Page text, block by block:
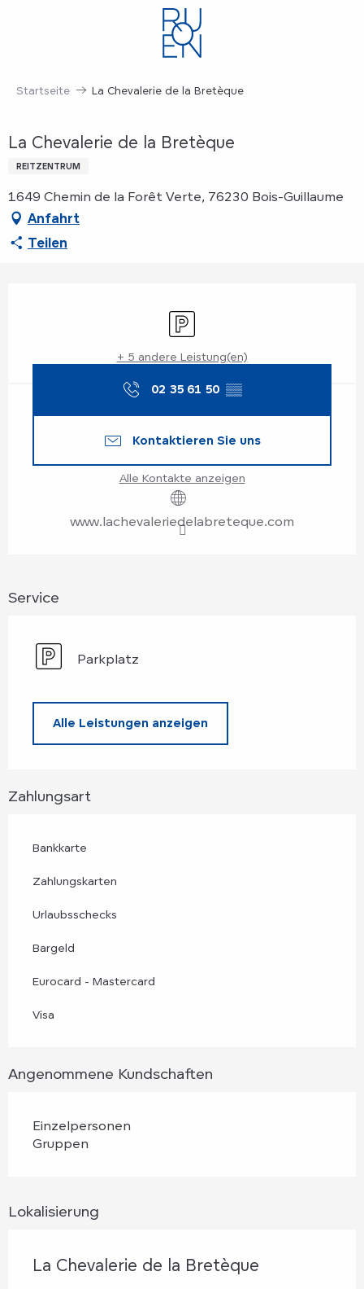
Startseite La Chevalerie de la Bretèque
La Chevalerie de la Bretèque
REITZENTRUM
1649 Chemin de la Forêt Verte, 76230 Bois-Guillaume
Anfahrt
Teilen
Parkplatz
+ 5 andere Leistung(en)
02 35 61 50 ▒▒
Kontaktieren Sie uns
Alle Kontakte anzeigen
www.lachevaleriedelabreteque.com
Service
Parkplatz
Alle Leistungen anzeigen
Zahlungsart
Bankkarte
Zahlungskarten
Urlaubsschecks
Bargeld
Eurocard - Mastercard
Visa
Angenommene Kundschaften
Einzelpersonen
Gruppen
Lokalisierung
La Chevalerie de la Bretèque